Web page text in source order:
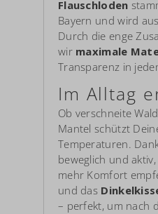
Flauschloden
Bayern und wird aus
Durch die enge
wir maximale
Transparenz in
Im Alltag
Ob verschneite
Mantel schützt
Temperaturen.
beweglich und
mehr Komfort
und das
– perfekt, um nach